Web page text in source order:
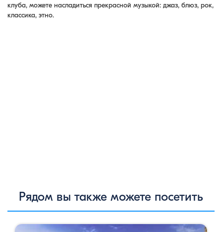
клуба, можете насладиться прекрасной музыкой: джаз, блюз, рок,
классика, этно.
Рядом вы также можете посетить